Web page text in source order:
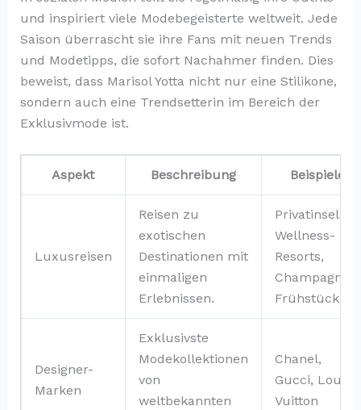
und inspiriert viele Modebegeisterte weltweit. Jede
Saison überrascht sie ihre Fans mit neuen Trends
und Modetipps, die sofort Nachahmer finden. Dies
beweist, dass Marisol Yotta nicht nur eine Stilikone,
sondern auch eine Trendsetterin im Bereich der
Exklusivmode ist.
Aspekt Beschreibung Beispiele
Luxusreisen
Reisen zu
exotischen
Destinationen mit
einmaligen
Erlebnissen.
Privatinseln,
Wellness-
Resorts,
Champagner-
Frühstück
Designer-
Marken
Exklusivste
Modekollektionen
von
weltbekannten
Chanel,
Gucci, Louis
Vuitton